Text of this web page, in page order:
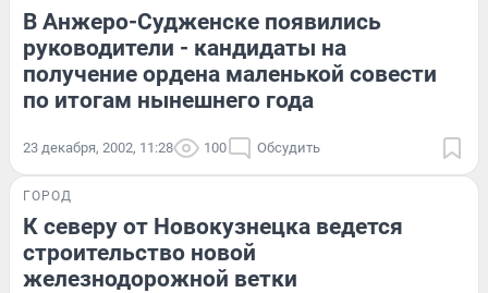
В Анжеро-Судженске появились
руководители - кандидаты на
получение ордена маленькой совести
по итогам нынешнего года
23 декабря, 2002, 11:28 100 Обсудить
ГОРОД
К северу от Новокузнецка ведется
строительство новой
железнодорожной ветки